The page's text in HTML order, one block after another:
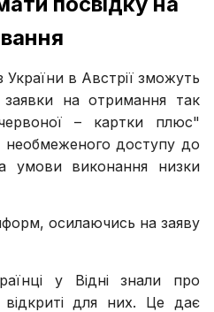
України в Австрії зможуть
на отримання так
червоної – картки плюс"
необмеженого доступу до
умови виконання низки
осилаючись на заяву
у Відні знали про
відкриті для них. Це дає